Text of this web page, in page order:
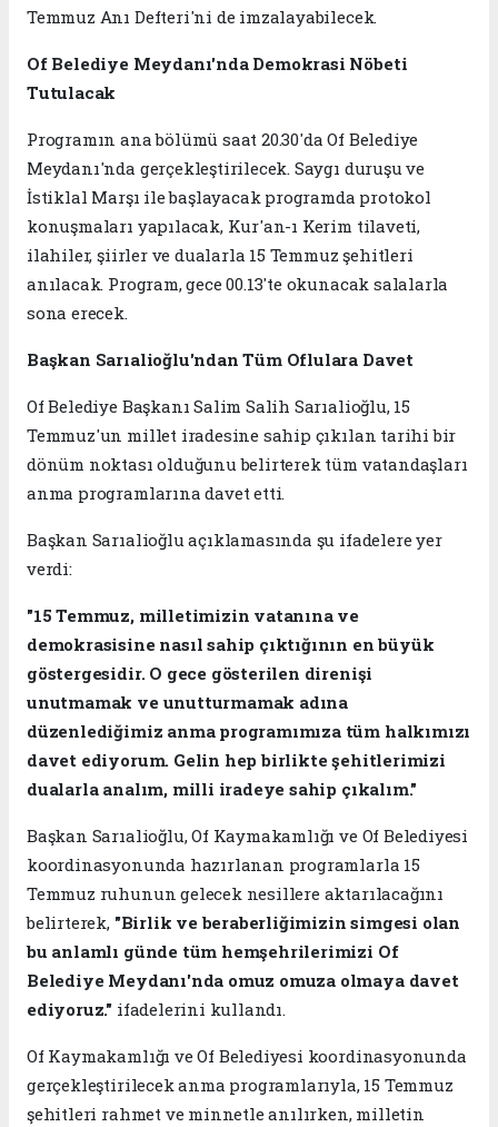
Temmuz Anı Defteri'ni de imzalayabilecek.
Of Belediye Meydanı'nda Demokrasi Nöbeti
Tutulacak
Programın ana bölümü saat 20.30'da Of Belediye
Meydanı'nda gerçekleştirilecek. Saygı duruşu ve
İstiklal Marşı ile başlayacak programda protokol
konuşmaları yapılacak, Kur'an-ı Kerim tilaveti,
ilahiler, şiirler ve dualarla 15 Temmuz şehitleri
anılacak. Program, gece 00.13'te okunacak salalarla
sona erecek.
Başkan Sarıalioğlu'ndan Tüm Oflulara Davet
Of Belediye Başkanı Salim Salih Sarıalioğlu, 15
Temmuz'un millet iradesine sahip çıkılan tarihi bir
dönüm noktası olduğunu belirterek tüm vatandaşları
anma programlarına davet etti.
Başkan Sarıalioğlu açıklamasında şu ifadelere yer
verdi:
"15 Temmuz, milletimizin vatanına ve
demokrasisine nasıl sahip çıktığının en büyük
göstergesidir. O gece gösterilen direnişi
unutmamak ve unutturmamak adına
düzenlediğimiz anma programımıza tüm halkımızı
davet ediyorum. Gelin hep birlikte şehitlerimizi
dualarla analım, milli iradeye sahip çıkalım."
Başkan Sarıalioğlu, Of Kaymakamlığı ve Of Belediyesi
koordinasyonunda hazırlanan programlarla 15
Temmuz ruhunun gelecek nesillere aktarılacağını
belirterek, "Birlik ve beraberliğimizin simgesi olan
bu anlamlı günde tüm hemşehrilerimizi Of
Belediye Meydanı'nda omuz omuza olmaya davet
ediyoruz." ifadelerini kullandı.
Of Kaymakamlığı ve Of Belediyesi koordinasyonunda
gerçekleştirilecek anma programlarıyla, 15 Temmuz
şehitleri rahmet ve minnetle anılırken, milletin